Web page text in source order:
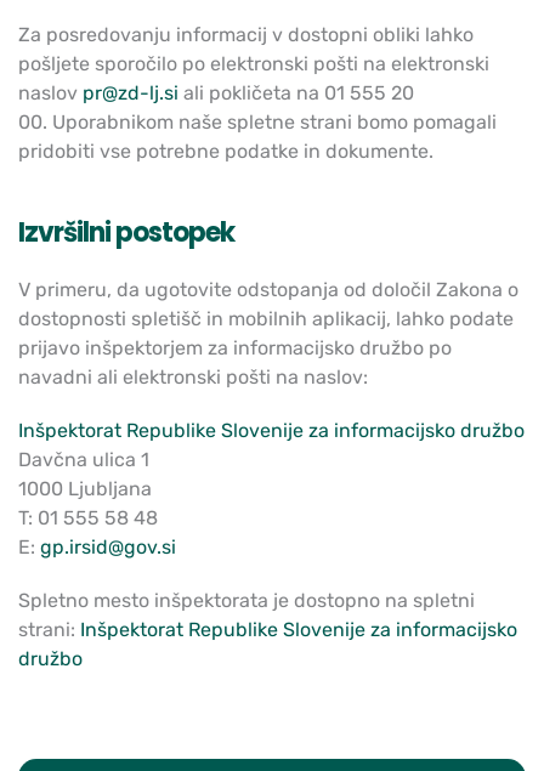
Za posredovanju informacij v dostopni obliki lahko
pošljete sporočilo po elektronski pošti na elektronski
naslov pr@zd-lj.si ali pokličeta na 01 555 20
00. Uporabnikom naše spletne strani bomo pomagali
pridobiti vse potrebne podatke in dokumente.
Izvršilni postopek
V primeru, da ugotovite odstopanja od določil Zakona o
dostopnosti spletišč in mobilnih aplikacij, lahko podate
prijavo inšpektorjem za informacijsko družbo po
navadni ali elektronski pošti na naslov:
Inšpektorat Republike Slovenije za informacijsko družbo
Davčna ulica 1
1000 Ljubljana
T: 01 555 58 48
E: gp.irsid@gov.si
Spletno mesto inšpektorata je dostopno na spletni
strani: Inšpektorat Republike Slovenije za informacijsko
družbo